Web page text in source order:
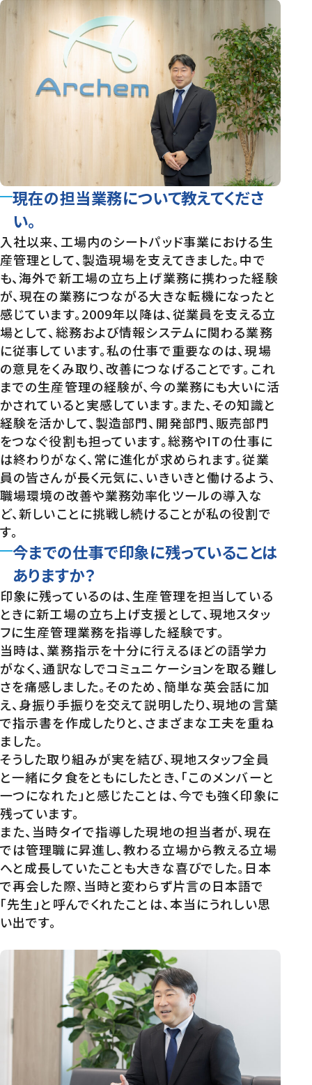
現在の担当業務について教えてくださ
い。
入社以来、工場内のシートパッド事業における生
産管理として、製造現場を支えてきました。中で
も、海外で新工場の立ち上げ業務に携わった経験
が、現在の業務につながる大きな転機になったと
感じています。2009年以降は、従業員を支える立
場として、総務および情報システムに関わる業務
に従事しています。私の仕事で重要なのは、現場
の意見をくみ取り、改善につなげることです。これ
までの生産管理の経験が、今の業務にも大いに活
かされていると実感しています。また、その知識と
経験を活かして、製造部門、開発部門、販売部門
をつなぐ役割も担っています。総務やITの仕事に
は終わりがなく、常に進化が求められます。従業
員の皆さんが長く元気に、いきいきと働けるよう、
職場環境の改善や業務効率化ツールの導入な
ど、新しいことに挑戦し続けることが私の役割で
す。
今までの仕事で印象に残っていることは
ありますか？
印象に残っているのは、生産管理を担当している
ときに新工場の立ち上げ支援として、現地スタッ
フに生産管理業務を指導した経験です。
当時は、業務指示を十分に行えるほどの語学力
がなく、通訳なしでコミュニケーションを取る難し
さを痛感しました。そのため、簡単な英会話に加
え、身振り手振りを交えて説明したり、現地の言葉
で指示書を作成したりと、さまざまな工夫を重ね
ました。
そうした取り組みが実を結び、現地スタッフ全員
と一緒に夕食をともにしたとき、「このメンバーと
一つになれた」と感じたことは、今でも強く印象に
残っています。
また、当時タイで指導した現地の担当者が、現在
では管理職に昇進し、教わる立場から教える立場
へと成長していたことも大きな喜びでした。日本
で再会した際、当時と変わらず片言の日本語で
「先生」と呼んでくれたことは、本当にうれしい思
い出です。